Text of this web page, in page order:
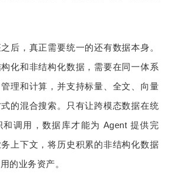
后，真正需要统一的还有数据本身。
化和非结构化数据，需要在同一体系
理和计算，并支持标量、全文、向量
的混合搜索。只有让跨模态数据在统
和调用，数据库才能为 Agent 提供完
上下文，将历史积累的非结构化数据
的业务资产。